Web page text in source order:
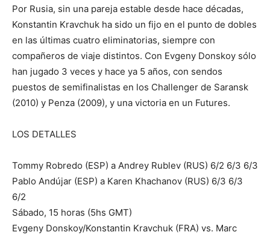
Por Rusia, sin una pareja estable desde hace décadas,
Konstantin Kravchuk ha sido un fijo en el punto de dobles
en las últimas cuatro eliminatorias, siempre con
compañeros de viaje distintos. Con Evgeny Donskoy sólo
han jugado 3 veces y hace ya 5 años, con sendos
puestos de semifinalistas en los Challenger de Saransk
(2010) y Penza (2009), y una victoria en un Futures.
LOS DETALLES
Tommy Robredo (ESP) a Andrey Rublev (RUS) 6/2 6/3 6/3
Pablo Andújar (ESP) a Karen Khachanov (RUS) 6/3 6/3
6/2
Sábado, 15 horas (5hs GMT)
Evgeny Donskoy/Konstantin Kravchuk (FRA) vs. Marc